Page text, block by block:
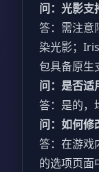
问：光影支
答：需注意
染光影；
包具备原生
问：是否适
答：是的，
问：如何修
答：在游戏
的选项页面